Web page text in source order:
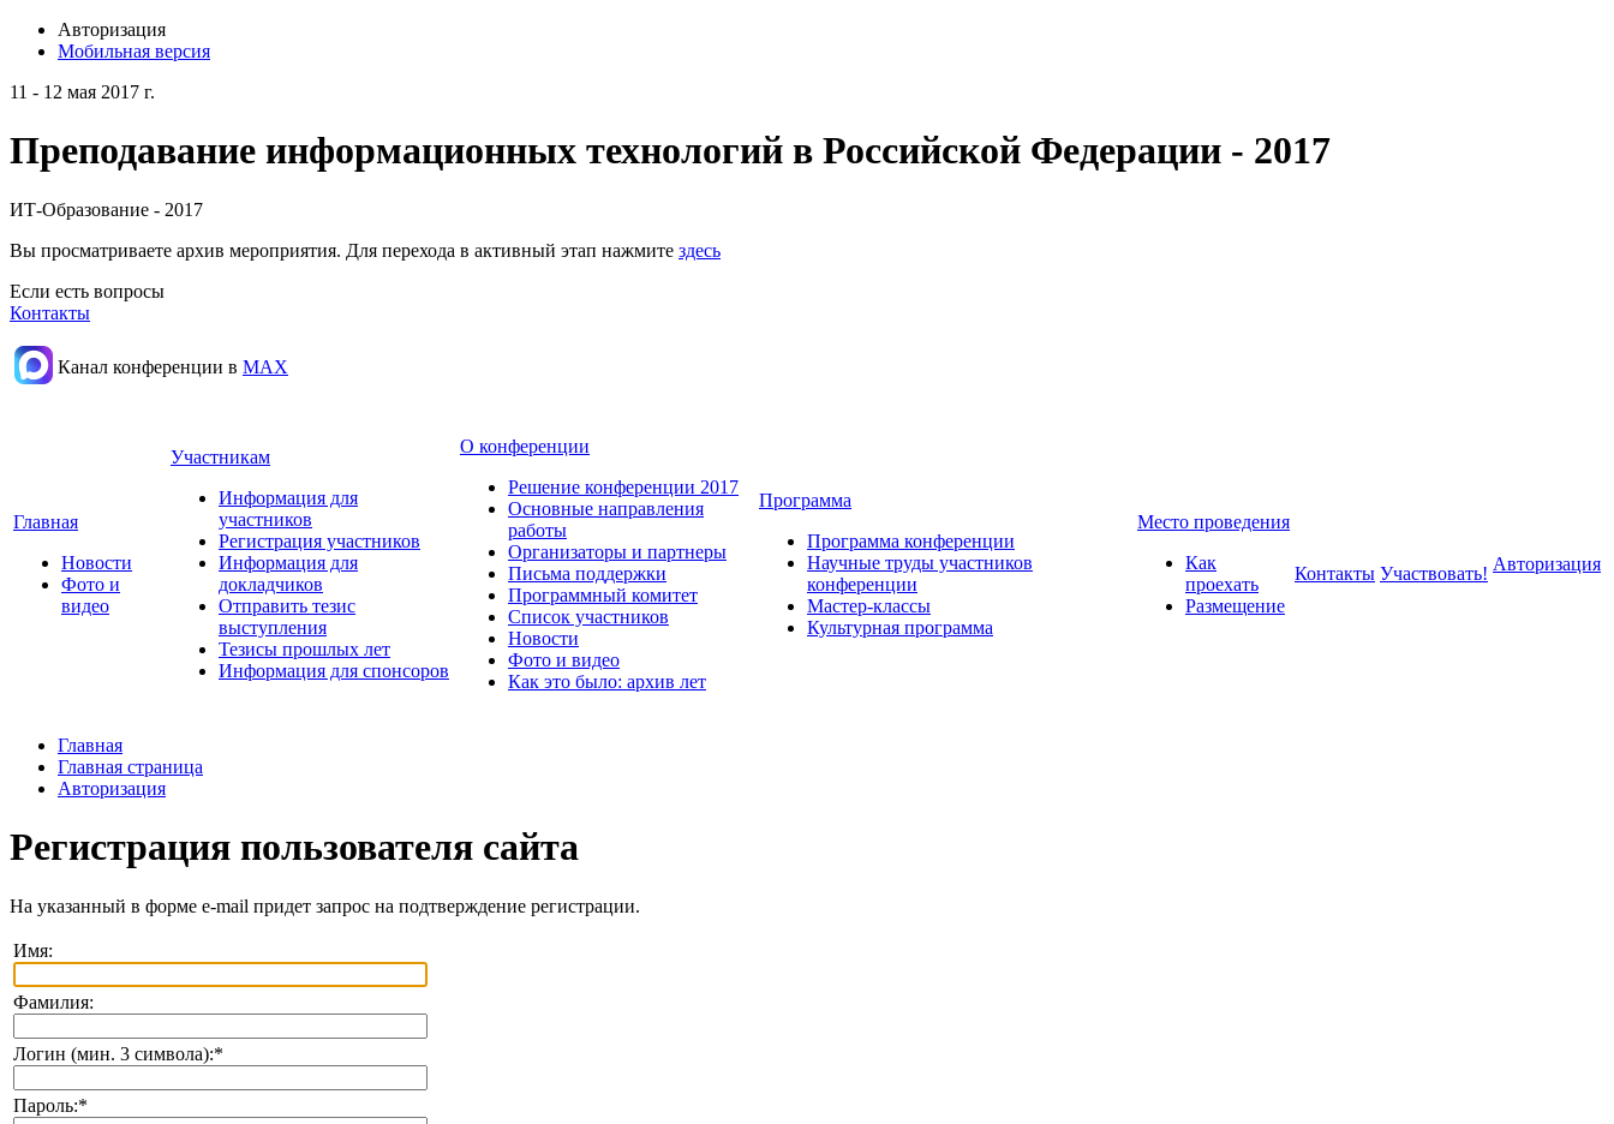
Авторизация
Мобильная версия
11 - 12 мая 2017 г.
Преподавание информационных технологий в Российской Федерации - 2017
ИТ-Образование - 2017
Вы просматриваете архив мероприятия. Для перехода в активный этап нажмите здесь
Если есть вопросы
Контакты
Канал конференции в МАХ
Главная
Новости
Фото и
видео
Участникам
Информация для
участников
Регистрация участников
Информация для
докладчиков
Отправить тезис
выступления
Тезисы прошлых лет
Информация для спонсоров
О конференции
Решение конференции 2017
Основные направления
работы
Организаторы и партнеры
Письма поддержки
Программный комитет
Список участников
Новости
Фото и видео
Как это было: архив лет
Программа
Программа конференции
Научные труды участников
конференции
Мастер-классы
Культурная программа
Место проведения
Как
проехать
Размещение
Контакты Участвовать! Авторизация
Главная
Главная страница
Авторизация
Регистрация пользователя сайта
На указанный в форме e-mail придет запрос на подтверждение регистрации.
Имя:
Фамилия:
Логин (мин. 3 символа):*
Пароль:*